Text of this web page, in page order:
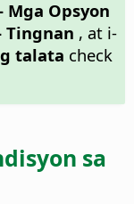
Mga Opsyon
Tingnan , at i-
talata check
sa